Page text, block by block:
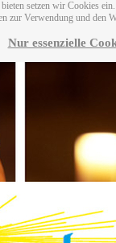
setzen wir Cookies
zur Verwendung und den
Nur essenzielle